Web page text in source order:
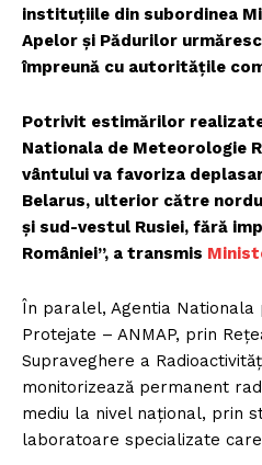
instituțiile din subordinea
Apelor și Pădurilor
împreună cu autoritățile
Potrivit estimărilor
Nationala de Meteorologie
vântului va favoriza
Belarus, ulterior către
și sud-vestul Rusiei, fără
României”, a transmis
În paralel, Agentia Nationala
Protejate – ANMAP, prin
Supraveghere a
monitorizează permanent
mediu la nivel național, prin
laboratoare specializate